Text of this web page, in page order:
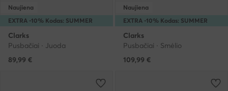
EXTRA -10% Kodas: SUMMER
Naujiena
Clarks
Pusbačiai · Juoda
89,99 €
EXTRA -10% Kodas: SUMMER
Naujiena
Clarks
Pusbačiai · Smėlio
109,99 €